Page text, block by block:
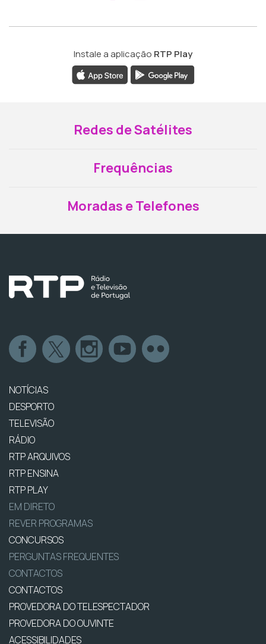
Instale a aplicação RTP Play
Redes de Satélites
Frequências
Moradas e Telefones
NOTÍCIAS
DESPORTO
TELEVISÃO
RÁDIO
RTP ARQUIVOS
RTP ENSINA
RTP PLAY
EM DIRETO
REVER PROGRAMAS
CONCURSOS
PERGUNTAS FREQUENTES
CONTACTOS
CONTACTOS
PROVEDORA DO TELESPECTADOR
PROVEDORA DO OUVINTE
ACESSIBILIDADES